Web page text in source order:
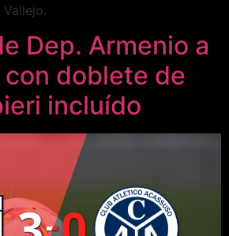
Dep. Armenio a
doblete de
incluído